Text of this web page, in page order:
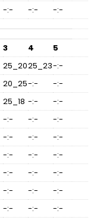
-:- -:- -:-
3 4
5
25_2025_23-:-
20_25-:-
-:-
25_18 -:-
-:-
-:- -:-
-:-
-:- -:-
-:-
-:- -:-
-:-
-:- -:-
-:-
-:- -:-
-:-
-:- -:-
-:-